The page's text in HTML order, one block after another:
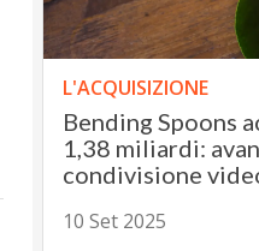
L'ACQUISIZIONE
Bending Spoons
1,38 miliardi:
condivisione
10 Set 2025